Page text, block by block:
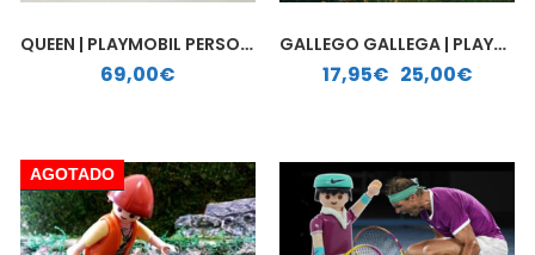
QUEEN | PLAYMOBIL PERSONALIZADO
69,00€
GALLEGO GALLEGA | PLAYMOBIL PERSONALIZADO
17,95€ 25,00€
Rango de precios: desde 17,95€ hasta 25,00€
AGOTADO